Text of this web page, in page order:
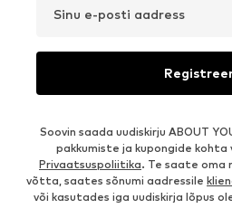
Sinu e-posti aadress
Soovin saada uudiskirju ABOUT
pakkumiste ja kupongide
Privaatsuspoliitika. Te saate oma
võtta, saates sõnumi aadressile
või kasutades iga uudiskirja lõpus